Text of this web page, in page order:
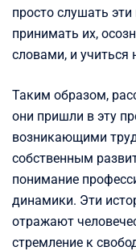
просто слушать эти
принимать их,
словами, и учиться
Таким образом,
они пришли в эту
возникающими
собственным
понимание
динамики. Эти
отражают
стремление к